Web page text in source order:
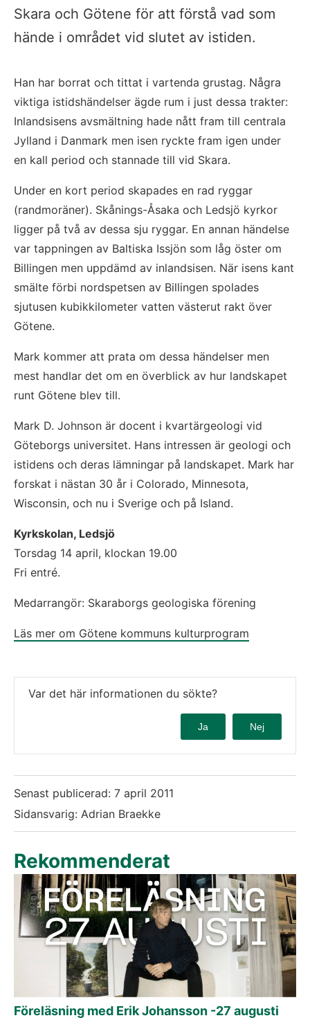
Skara och Götene för att förstå vad som
hände i området vid slutet av istiden.
Han har borrat och tittat i vartenda grustag. Några
viktiga istidshändelser ägde rum i just dessa trakter:
Inlandsisens avsmältning hade nått fram till centrala
Jylland i Danmark men isen ryckte fram igen under
en kall period och stannade till vid Skara.
Under en kort period skapades en rad ryggar
(randmoräner). Skånings-Åsaka och Ledsjö kyrkor
ligger på två av dessa sju ryggar. En annan händelse
var tappningen av Baltiska Issjön som låg öster om
Billingen men uppdämd av inlandsisen. När isens kant
smälte förbi nordspetsen av Billingen spolades
sjutusen kubikkilometer vatten västerut rakt över
Götene.
Mark kommer att prata om dessa händelser men
mest handlar det om en överblick av hur landskapet
runt Götene blev till.
Mark D. Johnson är docent i kvartärgeologi vid
Göteborgs universitet. Hans intressen är geologi och
istidens och deras lämningar på landskapet. Mark har
forskat i nästan 30 år i Colorado, Minnesota,
Wisconsin, och nu i Sverige och på Island.
Kyrkskolan, Ledsjö
Torsdag 14 april, klockan 19.00
Fri entré.
Medarrangör: Skaraborgs geologiska förening
Läs mer om Götene kommuns kulturprogram
Var det här informationen du sökte?
Ja Nej
Senast publicerad: 7 april 2011
Sidansvarig: Adrian Braekke
Rekommenderat
Föreläsning med Erik Johansson -27 augusti